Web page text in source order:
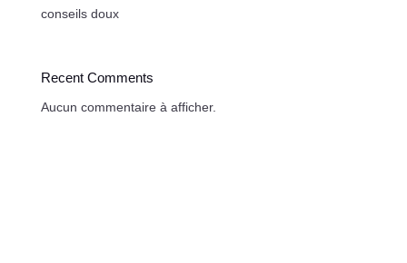
conseils doux
Recent Comments
Aucun commentaire à afficher.